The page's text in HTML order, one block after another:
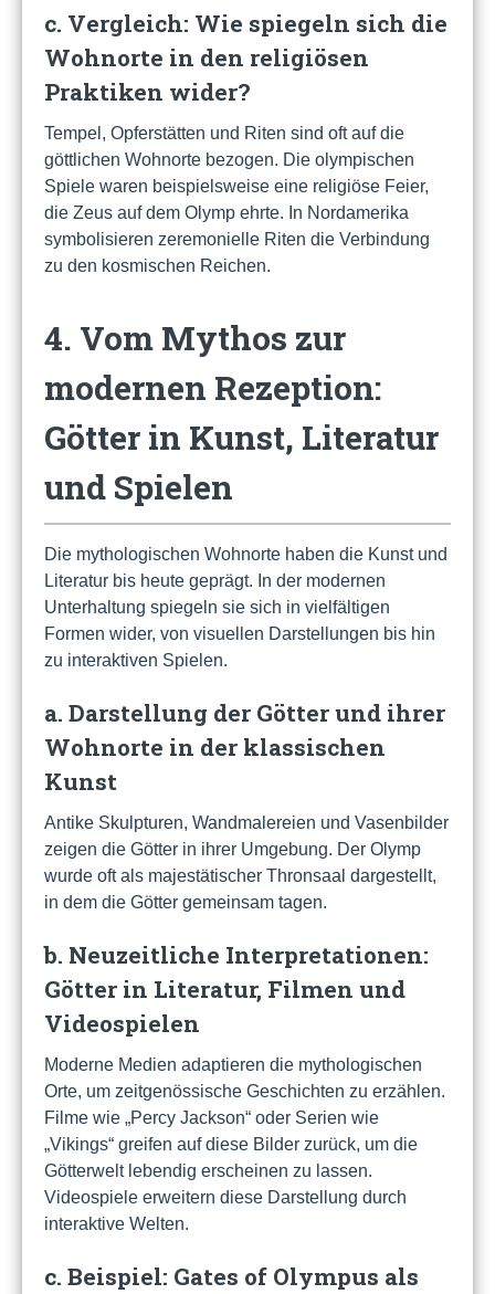
c. Vergleich: Wie spiegeln sich die
Wohnorte in den religiösen
Praktiken wider?
Tempel, Opferstätten und Riten sind oft auf die
göttlichen Wohnorte bezogen. Die olympischen
Spiele waren beispielsweise eine religiöse Feier,
die Zeus auf dem Olymp ehrte. In Nordamerika
symbolisieren zeremonielle Riten die Verbindung
zu den kosmischen Reichen.
4. Vom Mythos zur
modernen Rezeption:
Götter in Kunst, Literatur
und Spielen
Die mythologischen Wohnorte haben die Kunst und
Literatur bis heute geprägt. In der modernen
Unterhaltung spiegeln sie sich in vielfältigen
Formen wider, von visuellen Darstellungen bis hin
zu interaktiven Spielen.
a. Darstellung der Götter und ihrer
Wohnorte in der klassischen
Kunst
Antike Skulpturen, Wandmalereien und Vasenbilder
zeigen die Götter in ihrer Umgebung. Der Olymp
wurde oft als majestätischer Thronsaal dargestellt,
in dem die Götter gemeinsam tagen.
b. Neuzeitliche Interpretationen:
Götter in Literatur, Filmen und
Videospielen
Moderne Medien adaptieren die mythologischen
Orte, um zeitgenössische Geschichten zu erzählen.
Filme wie „Percy Jackson“ oder Serien wie
„Vikings“ greifen auf diese Bilder zurück, um die
Götterwelt lebendig erscheinen zu lassen.
Videospiele erweitern diese Darstellung durch
interaktive Welten.
c. Beispiel: Gates of Olympus als